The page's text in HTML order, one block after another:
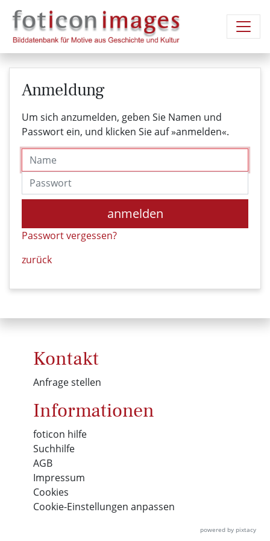
Anmeldung
Um sich anzumelden, geben Sie Namen und
Passwort ein, und klicken Sie auf »anmelden«.
Name
Passwort
anmelden
Passwort vergessen?
zurück
Kontakt
Anfrage stellen
Informationen
foticon hilfe
Suchhilfe
AGB
Impressum
Cookies
Cookie-Einstellungen anpassen
powered by pixtacy